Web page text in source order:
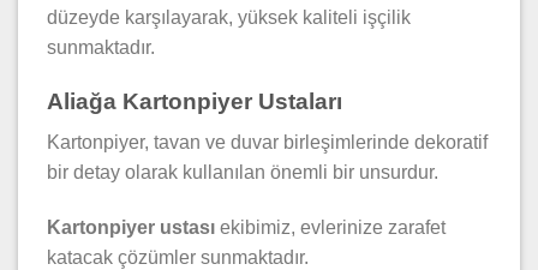
düzeyde karşılayarak, yüksek kaliteli işçilik
sunmaktadır.
Aliağa Kartonpiyer Ustaları
Kartonpiyer, tavan ve duvar birleşimlerinde dekoratif
bir detay olarak kullanılan önemli bir unsurdur.
Kartonpiyer ustası ekibimiz, evlerinize zarafet
katacak çözümler sunmaktadır.